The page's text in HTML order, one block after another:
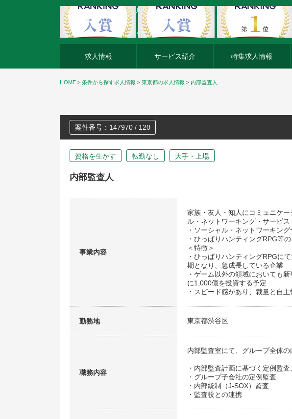
外資系企業の転職・キャリア転職ならアージスジャパン
求人情報 サービス紹介 特集求人情報
HOME > 条件から探す求人情報 > 東京都の求人情報 > 内部監査人
案件番号：147970 / 120
資格を生かす 転勤なし 大手・上場
内部監査人
事業内容
家族・友人・知人にコミュニケ
ル・ネットワーキング・サービ
・ソーシャル・ネットワーキン
・ひっぱりハンティングRPG等
＜特徴＞
・ひっぱりハンティングRPGに
期となり、急成長している企業
・ゲーム以外の領域においても
に1,000億を投資する予定
・スピード感があり、裁量と自
勤務地 東京都渋谷区
職務内容
内部監査室にて、グループ全体の
・内部監査計画に基づく定例監
・グループ子会社の定例監査
・内部統制（J-SOX）監査
・監査役との連携